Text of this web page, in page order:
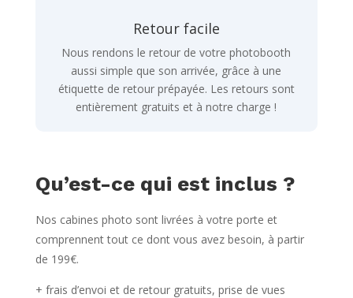
Retour facile
Nous rendons le retour de votre photobooth
aussi simple que son arrivée, grâce à une
étiquette de retour prépayée. Les retours sont
entièrement gratuits et à notre charge !
Qu’est-ce qui est inclus ?
Nos cabines photo sont livrées à votre porte et
comprennent tout ce dont vous avez besoin, à partir
de 199€.
+ frais d’envoi et de retour gratuits, prise de vues